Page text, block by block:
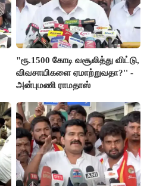
"ரூ.1500 கோடி வசூலித்து விட்டு,
விவசாயிகளை ஏமாற்றுவதா?'' -
அன்புமணி ராமதாஸ்